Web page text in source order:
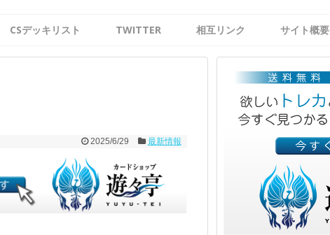
CSデッキリスト TWITTER 相互リンク サイト概要
2025/6/29 最新情報